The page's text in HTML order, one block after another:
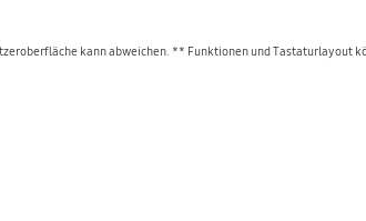
kann abweichen. ** Funktionen und Tastaturlayout